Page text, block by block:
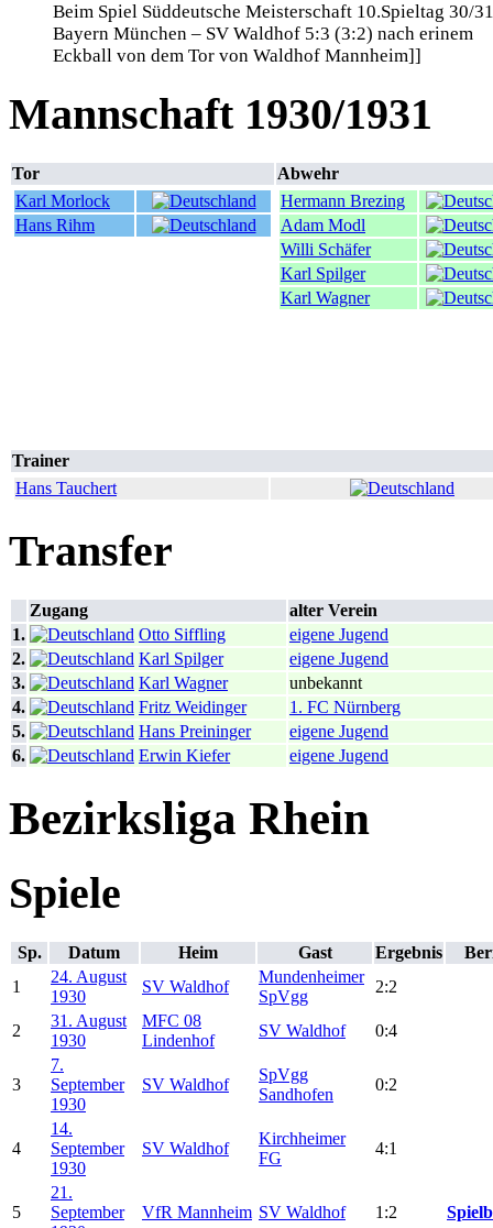
Beim Spiel Süddeutsche Meisterschaft 10.Spieltag 30/
Bayern München – SV Waldhof 5:3 (3:2) nach erinem
Eckball von dem Tor von Waldhof Mannheim]]
Mannschaft 1930/1931
Tor
Abwehr
Karl Morlock
Hans Rihm
Hermann Brezing
Adam Modl
Willi Schäfer
Karl Spilger
Karl Wagner
Trainer
Hans Tauchert
Transfer
Zugang
alter Verein
1.
Otto Siffling
eigene Jugend
2.
Karl Spilger
eigene Jugend
3.
Karl Wagner
unbekannt
4.
Fritz Weidinger
1. FC Nürnberg
5.
Hans Preininger
eigene Jugend
6.
Erwin Kiefer eigene Jugend
Bezirksliga Rhein
Spiele
Sp. Datum Heim Gast Ergebnis
1
24. August
1930
SV Waldhof
Mundenheimer
SpVgg
2:2
2
31. August
1930
MFC 08
Lindenhof
SV Waldhof 0:4
3
7.
September
1930
SV Waldhof
SpVgg
Sandhofen
0:2
4
14.
September
1930
SV Waldhof
Kirchheimer
FG
4:1
5
21.
September
VfR Mannheim SV Waldhof 1:2